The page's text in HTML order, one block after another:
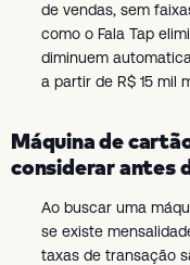
de vendas, sem
como o Fala Tap
diminuem
a partir de R$ 15 mil
Máquina de
considerar antes
Ao buscar uma
se existe
taxas de transação